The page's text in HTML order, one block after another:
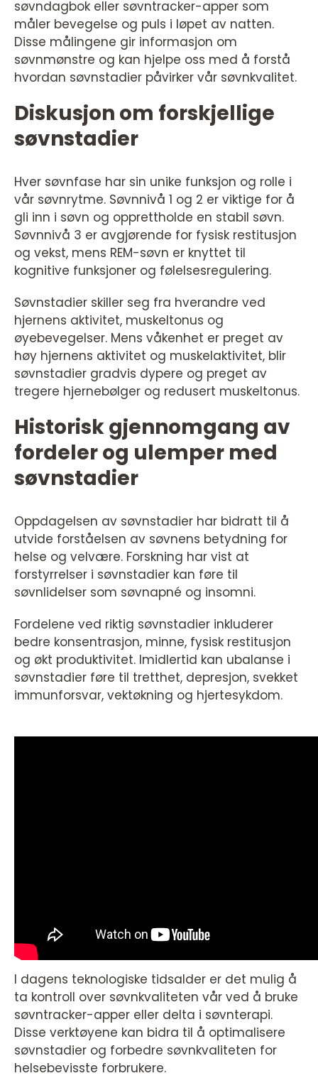
søvndagbok eller søvntracker-apper som
måler bevegelse og puls i løpet av natten.
Disse målingene gir informasjon om
søvnmønstre og kan hjelpe oss med å forstå
hvordan søvnstadier påvirker vår søvnkvalitet.
Diskusjon om forskjellige
søvnstadier
Hver søvnfase har sin unike funksjon og rolle i
vår søvnrytme. Søvnnivå 1 og 2 er viktige for å
gli inn i søvn og opprettholde en stabil søvn.
Søvnnivå 3 er avgjørende for fysisk restitusjon
og vekst, mens REM-søvn er knyttet til
kognitive funksjoner og følelsesregulering.
Søvnstadier skiller seg fra hverandre ved
hjernens aktivitet, muskeltonus og
øyebevegelser. Mens våkenhet er preget av
høy hjernens aktivitet og muskelaktivitet, blir
søvnstadier gradvis dypere og preget av
tregere hjernebølger og redusert muskeltonus.
Historisk gjennomgang av
fordeler og ulemper med
søvnstadier
Oppdagelsen av søvnstadier har bidratt til å
utvide forståelsen av søvnens betydning for
helse og velvære. Forskning har vist at
forstyrrelser i søvnstadier kan føre til
søvnlidelser som søvnapné og insomni.
Fordelene ved riktig søvnstadier inkluderer
bedre konsentrasjon, minne, fysisk restitusjon
og økt produktivitet. Imidlertid kan ubalanse i
søvnstadier føre til tretthet, depresjon, svekket
immunforsvar, vektøkning og hjertesykdom.
I dagens teknologiske tidsalder er det mulig å
ta kontroll over søvnkvaliteten vår ved å bruke
søvntracker-apper eller delta i søvnterapi.
Disse verktøyene kan bidra til å optimalisere
søvnstadier og forbedre søvnkvaliteten for
helsebevisste forbrukere.